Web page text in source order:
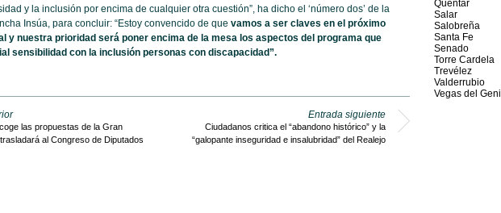
y la inclusión por encima de cualquier otra cuestión”, ha dicho el ‘número dos’ de la
Insúa, para concluir: “Estoy convencido de que vamos a ser claves en el próximo
y nuestra prioridad será poner encima de la mesa los aspectos del programa que
sensibilidad con la inclusión personas con discapacidad”.
las propuestas de la Gran
al Congreso de Diputados
Entrada siguiente
Ciudadanos critica el “abandono histórico” y la
“galopante inseguridad e insalubridad” del Realejo
Quéntar
Salar
Salobreña
Santa Fe
Senado
Torre Cardela
Trevélez
Valderrubio
Vegas del Genil